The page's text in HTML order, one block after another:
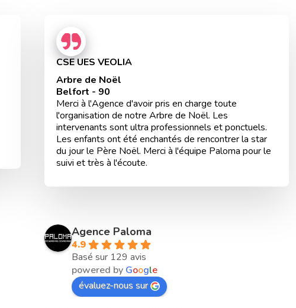
CSE UES VEOLIA
Arbre de Noël
Belfort - 90
Merci à l'Agence d'avoir pris en charge toute
l'organisation de notre Arbre de Noël. Les
intervenants sont ultra professionnels et ponctuels.
Les enfants ont été enchantés de rencontrer la star
du jour le Père Noël. Merci à l'équipe Paloma pour le
suivi et très à l'écoute.
Agence Paloma
4.9
Basé sur 129 avis
powered by Google
évaluez-nous sur